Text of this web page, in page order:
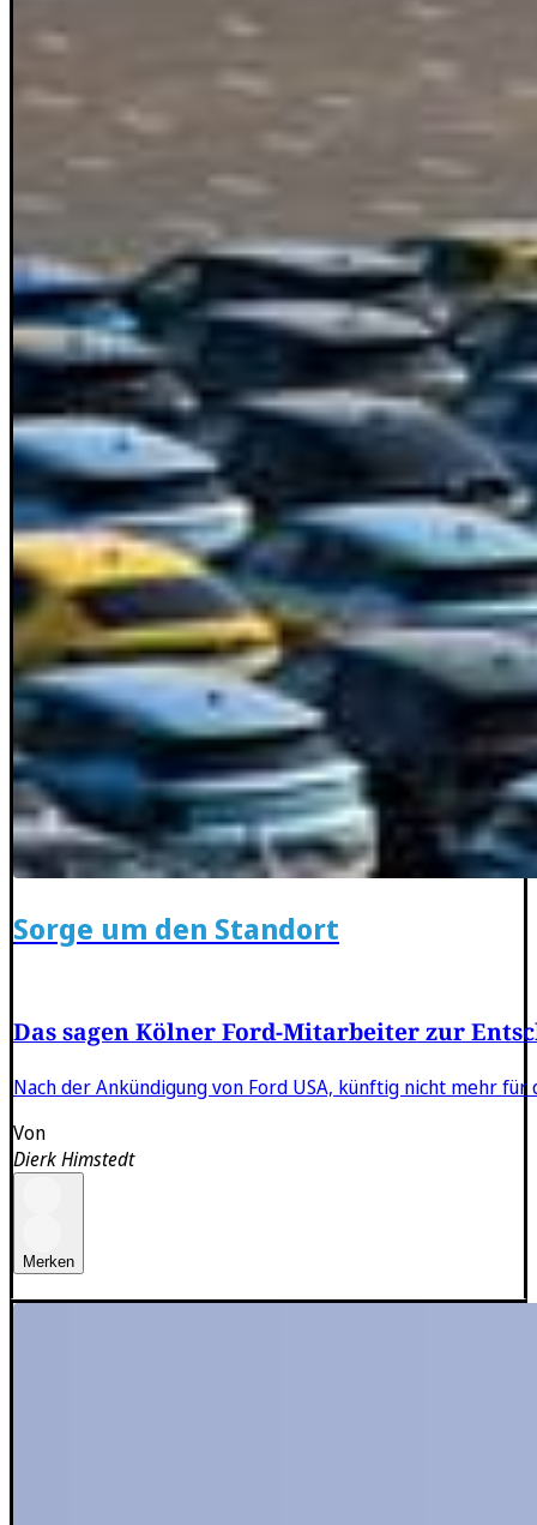
Sorge um den Standort
Das sagen Kölner Ford-Mitarbeiter zur
Nach der Ankündigung von Ford USA, künftig nicht mehr
Von
Dierk Himstedt
Merken